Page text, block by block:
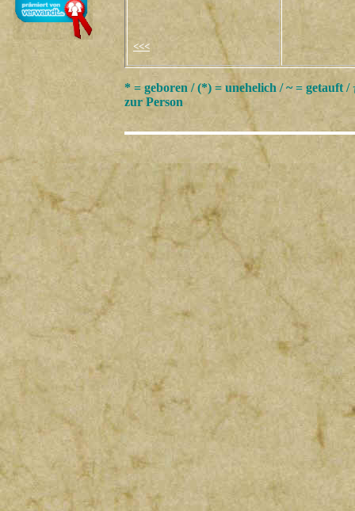
<<<
* = geboren / (*) = unehelich / ~ = getauft /
zur Person